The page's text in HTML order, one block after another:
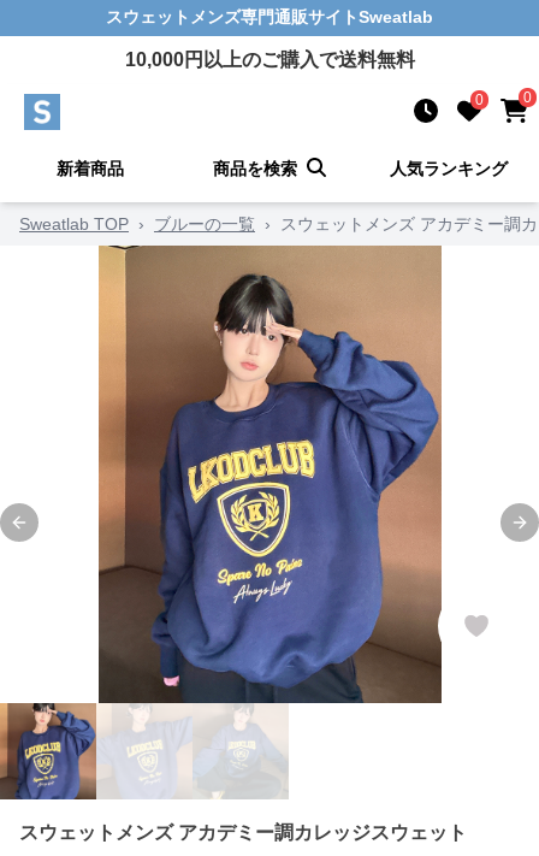
スウェットメンズ専門通販サイトSweatlab
10,000円以上のご購入で送料無料
0 0
新着商品 商品を検索 人気ランキング
Sweatlab TOP › ブルーの一覧 › スウェットメンズ アカデミー調
Previous slide
スウェットメンズ アカデミー調カレッジスウェット